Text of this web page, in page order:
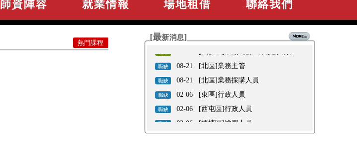
師資陣容 就業情報 場地租借 聯絡我們
熱門課程
[最新消息]
科技園區」聯合徵才活動
徵才 08-27
[烏日區]2022台灣連鎖加盟創業大
展暨聯合徵才活動
徵才 08-16
[西區]王座國際餐飲股份有限公司-
司
職缺 08-21 [北區]業務主管
職缺 08-21 [北區]業務採購人員
職缺 02-06 [東區]行政人員
職缺 02-06 [西屯區]行政人員
職缺 02-06 [梧棲區]繪圖人員